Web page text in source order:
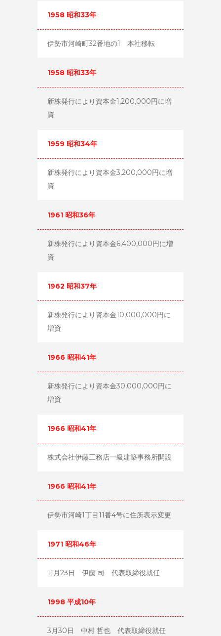
1958 昭和33年
伊勢市河崎町32番地の1 本社移転
1958 昭和33年
新株発行により資本金1,200,000円に増
資
1959 昭和34年
新株発行により資本金3,200,000円に増
資
1961 昭和36年
新株発行により資本金6,400,000円に増
資
1962 昭和37年
新株発行により資本金10,000,000円に
増資
1966 昭和41年
新株発行により資本金30,000,000円に
増資
1966 昭和41年
株式会社伊藤工務店一級建築事務所開設
1966 昭和41年
伊勢市河崎1丁目11番4号に住所表示変更
1971 昭和46年
11月23日 伊藤 司 代表取締役就任
1998 平成10年
3月30日 中村 哲也 代表取締役就任